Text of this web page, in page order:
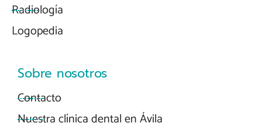
Radiología
Logopedia
Sobre nosotros
Contacto
Nuestra clínica dental en Ávila